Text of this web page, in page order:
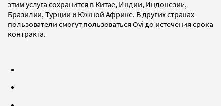
этим услуга сохранится в Китае, Индии, Индонезии,
Бразилии, Турции и Южной Африке. В других странах
пользователи смогут пользоваться Ovi до истечения срока
контракта.